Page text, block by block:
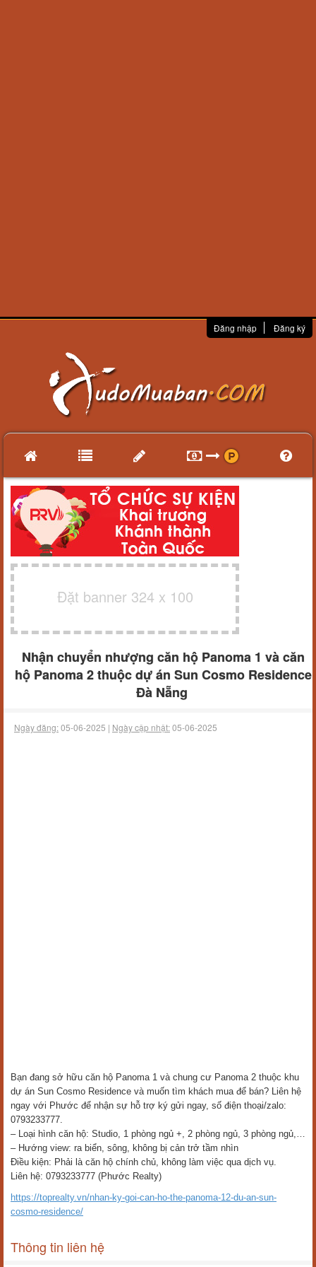
Đăng nhập Đăng ký
Đặt banner 324 x 100
Nhận chuyển nhượng căn hộ Panoma 1 và căn
hộ Panoma 2 thuộc dự án Sun Cosmo Residence
Đà Nẵng
Ngày đăng:05-06-2025 | Ngày cập nhật:05-06-2025
Bạn đang sở hữu căn hộ Panoma 1 và chung cư Panoma 2 thuộc khu
dự án Sun Cosmo Residence và muốn tìm khách mua để bán? Liên hệ
ngay với Phước để nhận sự hỗ trợ ký gửi ngay, số điện thoại/zalo:
0793233777.
– Loại hình căn hộ: Studio, 1 phòng ngủ +, 2 phòng ngủ, 3 phòng ngủ,…
– Hướng view: ra biển, sông, không bị cản trở tầm nhìn
Điều kiện: Phải là căn hộ chính chủ, không làm việc qua dịch vụ.
Liên hệ: 0793233777 (Phước Realty)
https://toprealty.vn/nhan-ky-goi-can-ho-the-panoma-12-du-an-sun-
cosmo-residence/
Thông tin liên hệ